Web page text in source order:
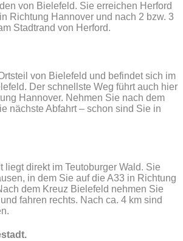
von Bielefeld. Sie erreichen Herford
Richtung Hannover und nach 2 bzw. 3
Stadtrand von Herford.
von Bielefeld und befindet sich im
Der schnellste Weg führt auch hier
Hannover. Nehmen Sie nach dem
nächste Abfahrt – schon sind Sie in
liegt direkt im Teutoburger Wald. Sie
in dem Sie auf die A33 in Richtung
dem Kreuz Bielefeld nehmen Sie
fahren rechts. Nach ca. 4 km sind